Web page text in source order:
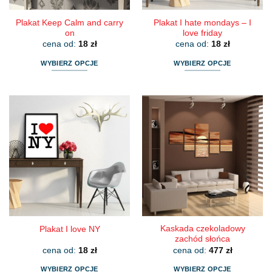
Plakat Keep Calm and carry
on
cena od: 18 zł
WYBIERZ OPCJE
wiele
wariantów.
Opcje
można
wybrać
na
stronie
produktu
Plakat I hate mondays – I
love friday
cena od: 18 zł
WYBIERZ OPCJE
ma
wiele
wariantów.
Opcje
można
wybrać
na
stronie
produktu
Plakat I love NY
cena od: 18 zł
WYBIERZ OPCJE
Kaskada czekoladowy
zachód słońca
cena od: 477 zł
WYBIERZ OPCJE